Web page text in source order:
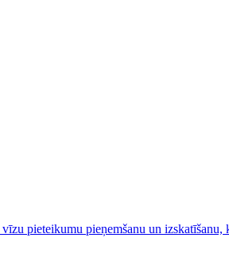
pieteikumu pieņemšanu un izskatīšanu,